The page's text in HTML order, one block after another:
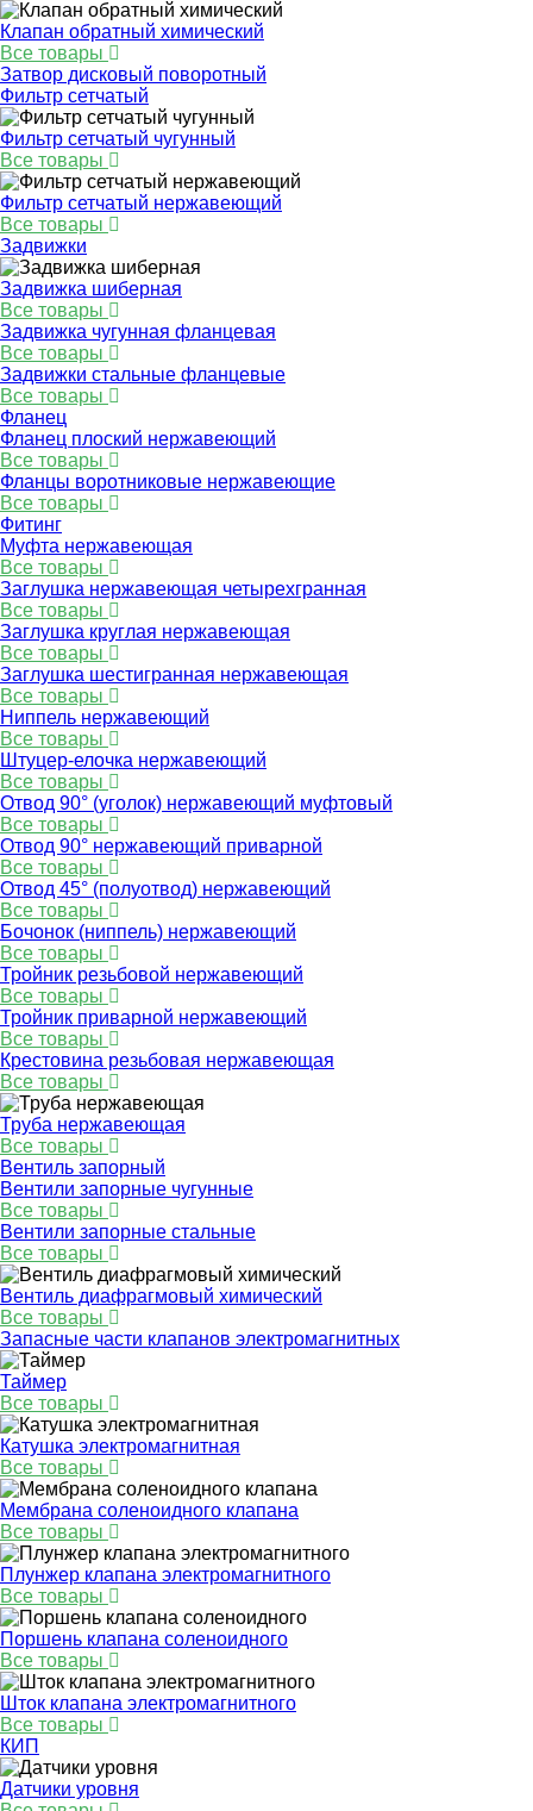
Клапан обратный химический
Все товары
Затвор дисковый поворотный
Фильтр сетчатый
Фильтр сетчатый чугунный
Все товары
Фильтр сетчатый нержавеющий
Все товары
Задвижки
Задвижка шиберная
Все товары
Задвижка чугунная фланцевая
Все товары
Задвижки стальные фланцевые
Все товары
Фланец
Фланец плоский нержавеющий
Все товары
Фланцы воротниковые нержавеющие
Все товары
Фитинг
Муфта нержавеющая
Все товары
Заглушка нержавеющая четырехгранная
Все товары
Заглушка круглая нержавеющая
Все товары
Заглушка шестигранная нержавеющая
Все товары
Ниппель нержавеющий
Все товары
Штуцер-елочка нержавеющий
Все товары
Отвод 90° (уголок) нержавеющий муфтовый
Все товары
Отвод 90° нержавеющий приварной
Все товары
Отвод 45° (полуотвод) нержавеющий
Все товары
Бочонок (ниппель) нержавеющий
Все товары
Тройник резьбовой нержавеющий
Все товары
Тройник приварной нержавеющий
Все товары
Крестовина резьбовая нержавеющая
Все товары
Труба нержавеющая
Все товары
Вентиль запорный
Вентили запорные чугунные
Все товары
Вентили запорные стальные
Все товары
Вентиль диафрагмовый химический
Все товары
Запасные части клапанов электромагнитных
Таймер
Все товары
Катушка электромагнитная
Все товары
Мембрана соленоидного клапана
Все товары
Плунжер клапана электромагнитного
Все товары
Поршень клапана соленоидного
Все товары
Шток клапана электромагнитного
Все товары
КИП
Датчики уровня